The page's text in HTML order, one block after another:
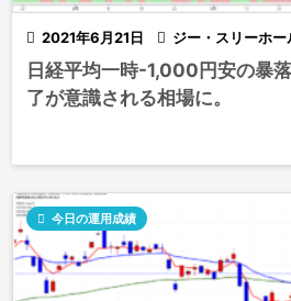
 2021年6月21日  ジー・スリーホー
日経平均一時-1,000円安の暴
了が意識される相場に。
 今日の運用成績